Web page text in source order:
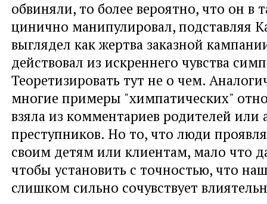
обвиняли, то более вероятно, что он в
цинично манипулировал, подставляя
выглядел как жертва заказной
действовал из искреннего чувства
Теоретизировать тут не о чем.
многие примеры "химпатических"
взяла из комментариев родителей или
преступников. Но то, что люди
своим детям или клиентам, мало что
чтобы установить с точностью, что
слишком сильно сочувствует